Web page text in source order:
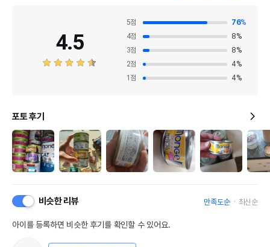
4.5
5점 76%
4점 8%
3점 8%
2점 4%
1 점 4%
포토 후기
비슷한 리뷰 만족도순 최신순
아이를 등록하면 비슷한 후기를 확인할 수 있어요.